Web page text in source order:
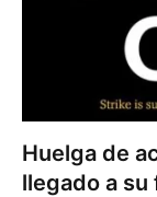
Huelga de
llegado a su